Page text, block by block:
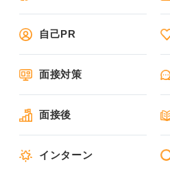
自己PR
面接対策
面接後
インターン